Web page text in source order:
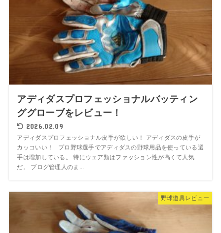
アディダスプロフェッショナルバッティン
ググローブをレビュー！
2026.02.09
アディダスプロフェッショナル皮手が欲しい！ アディダスの皮手が
カッコいい！ プロ野球選手でアディダスの野球用品を使っている選
手は増加している。 特にウェア類はファッション性が高くて人気
だ。 ブログ管理人のま...
野球道具レビュー